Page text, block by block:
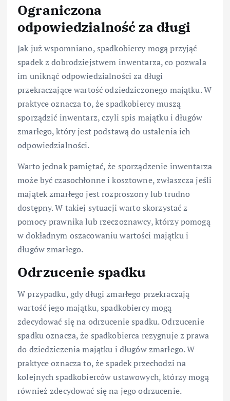
Ograniczona
odpowiedzialność za długi
Jak już wspomniano, spadkobiercy mogą przyjąć
spadek z dobrodziejstwem inwentarza, co pozwala
im uniknąć odpowiedzialności za długi
przekraczające wartość odziedziczonego majątku. W
praktyce oznacza to, że spadkobiercy muszą
sporządzić inwentarz, czyli spis majątku i długów
zmarłego, który jest podstawą do ustalenia ich
odpowiedzialności.
Warto jednak pamiętać, że sporządzenie inwentarza
może być czasochłonne i kosztowne, zwłaszcza jeśli
majątek zmarłego jest rozproszony lub trudno
dostępny. W takiej sytuacji warto skorzystać z
pomocy prawnika lub rzeczoznawcy, którzy pomogą
w dokładnym oszacowaniu wartości majątku i
długów zmarłego.
Odrzucenie spadku
W przypadku, gdy długi zmarłego przekraczają
wartość jego majątku, spadkobiercy mogą
zdecydować się na odrzucenie spadku. Odrzucenie
spadku oznacza, że spadkobierca rezygnuje z prawa
do dziedziczenia majątku i długów zmarłego. W
praktyce oznacza to, że spadek przechodzi na
kolejnych spadkobierców ustawowych, którzy mogą
również zdecydować się na jego odrzucenie.